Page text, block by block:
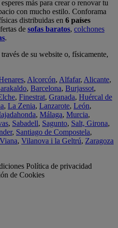
más para crear o renovar tu
con mucho estilo. Conforama
distribuidas en 6 países
de sofas baratos, colchones
.
de su website o, físicamente,
, Alcorcón, Alfafar, Alicante,
, Barcelona, Burjassot,
, Finestrat, Granada, Huércal de
, La Zenia, Lanzarote, León,
, Málaga, Murcia,
, Sabadell, Sagunto, Salt, Girona,
, Santiago de Compostela,
Viana, Vilanova i la Geltrú, Zaragoza
Política de privacidad
de Cookies